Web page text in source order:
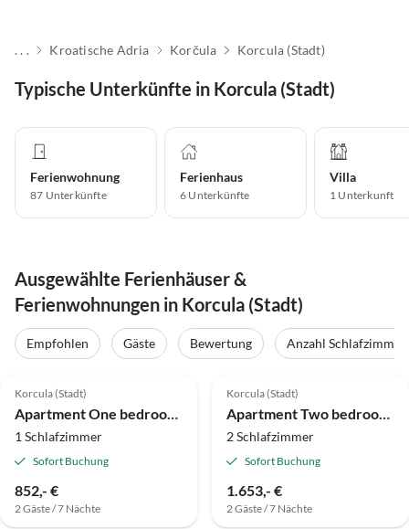
. . . Kroatische Adria Korčula Korcula (Stadt)
Typische Unterkünfte in Korcula (Stadt)
Ferienwohnung
87 Unterkünfte
Ferienhaus
6 Unterkünfte
Villa
1 Unterkunft
Ausgewählte Ferienhäuser &
Ferienwohnungen in Korcula (Stadt)
Empfohlen Gäste Bewertung Anzahl Schlafzimmer
Korcula (Stadt)
Apartment One bedroom apartment with terrace and sea view Viganj, Pelješac A-21912-a
1 Schlafzimmer
Sofort Buchung
852,- €
2 Gäste / 7 Nächte
Korcula (Stadt)
Apartment Two bedroom apartment near beach Kučište - Perna, Pelješac A-4545-d
2 Schlafzimmer
Sofort Buchung
1.653,- €
2 Gäste / 7 Nächte